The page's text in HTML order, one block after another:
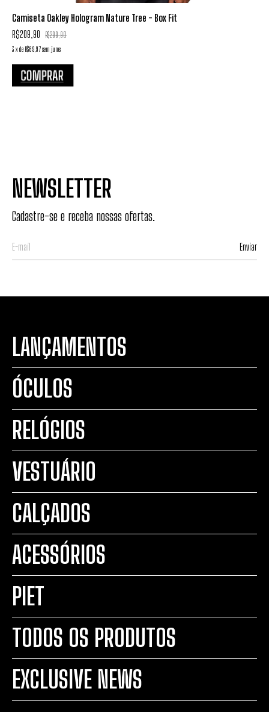
Camiseta Oakley Hologram Nature Tree - Box Fit
R$209,90 R$299,90
3 xde R$69,97sem juros
NEWSLETTER
Cadastre-se e receba nossas ofertas.
LANÇAMENTOS
ÓCULOS
RELÓGIOS
VESTUÁRIO
CALÇADOS
ACESSÓRIOS
PIET
TODOS OS PRODUTOS
EXCLUSIVE NEWS